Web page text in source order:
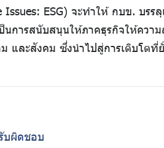
Issues: ESG) จะทำให้ กบข. บ
การสนับสนุนให้ภาคธุรกิจให้ควา
และสังคม ซึ่งนำไปสู่การเติบโตที่
บผิดชอบ